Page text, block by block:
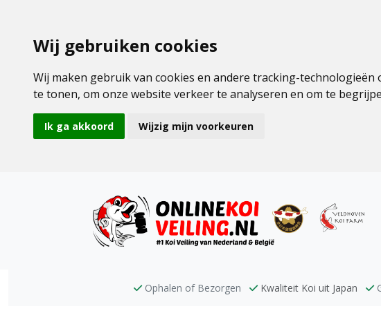
Wij gebruiken cookies
Wij maken gebruik van cookies en andere tracking-
te tonen, om onze website verkeer te analyseren en om te
Ik ga akkoord Wijzig mijn voorkeuren
Ophalen of Bezorgen Kwaliteit Koi uit Japan